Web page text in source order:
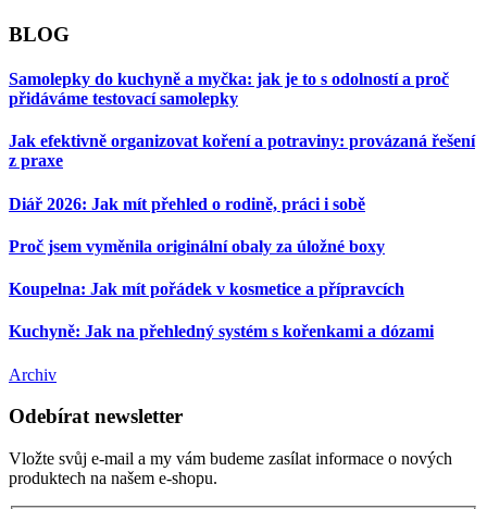
BLOG
Samolepky do kuchyně a myčka: jak je to s odolností a proč
přidáváme testovací samolepky
Jak efektivně organizovat koření a potraviny: provázaná řešení
z praxe
Diář 2026: Jak mít přehled o rodině, práci i sobě
Proč jsem vyměnila originální obaly za úložné boxy
Koupelna: Jak mít pořádek v kosmetice a přípravcích
Kuchyně: Jak na přehledný systém s kořenkami a dózami
Archiv
Odebírat newsletter
Vložte svůj e-mail a my vám budeme zasílat informace o nových
produktech na našem e-shopu.